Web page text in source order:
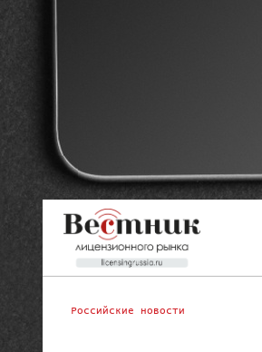
Российские новости